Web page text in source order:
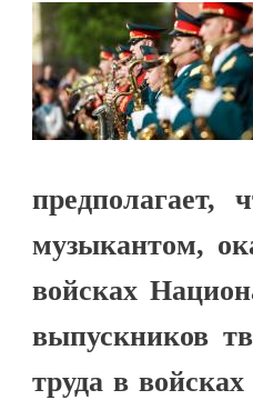
предполагает,
музыкантом,
войсках
выпускников
труда в